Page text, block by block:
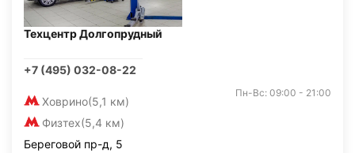
Техцентр Долгопрудный
+7 (495) 032-08-22
Ховрино(5,1 км)
Физтех(5,4 км)
Пн-Вс: 09:00 - 21:00
Береговой пр-д, 5